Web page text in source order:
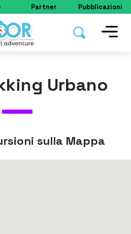
Partner Pubblicazioni
Urbano
sulla Mappa